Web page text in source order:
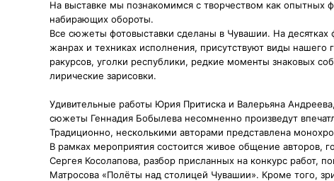
На выставке мы познакомимся с творчеством как опытных
набирающих обороты.
Все сюжеты фотовыставки сделаны в Чувашии. На
жанрах и техниках исполнения, присутствуют виды нашего
ракурсов, уголки республики, редкие моменты знаковых
лирические зарисовки.
Удивительные работы Юрия Притиска и Валерьяна
сюжеты Геннадия Бобылева несомненно произведут
Традиционно, несколькими авторами представлена
В рамках мероприятия состоится живое общение авторов,
Сергея Косолапова, разбор присланных на конкурс работ,
Матросова «Полёты над столицей Чувашии». Кроме того,